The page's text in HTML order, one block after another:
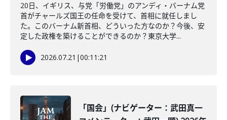
20日、イギリス、与党「労働党」のアンディ・バーナム党
首がチャールズ国王の任命を受けて、首相に就任しまし
た。このバーナム新首相、どういった方なのか？今後、安
定した政権を築けることができるのか？東京大学...
2026.07.21 |00:11:21
「国会」(ナビゲーター：武田真一